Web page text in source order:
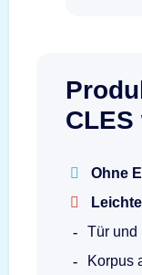
Ohne
Tür und
Korpus